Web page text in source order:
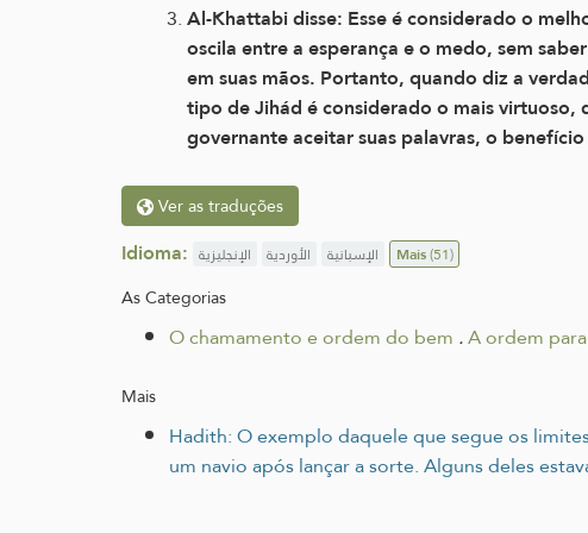
Al-Khattabi disse: Esse é considerado o
oscila entre a esperança e o medo, sem
em suas mãos. Portanto, quando diz a
tipo de Jihád é considerado o mais
governante aceitar suas palavras, o
Ver as traduções
Idioma: الإنجليزية الأوردية الإسبانية Mais(51)
As Categorias
O chamamento e ordem do bem .A ordem
Mais
Hadith: O exemplo daquele que segue os
um navio após lançar a sorte. Alguns deles